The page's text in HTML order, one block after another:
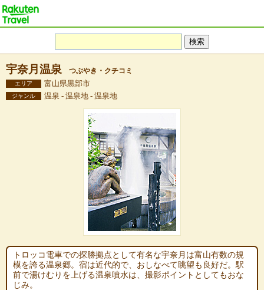
宇奈月温泉 つぶやき・クチコミ
エリア 富山県黒部市
ジャンル 温泉 - 温泉地 - 温泉地
トロッコ電車での探勝拠点として有名な宇奈月は富山有数の規
模を誇る温泉郷。宿は近代的で、おしなべて眺望も良好だ。駅
前で湯けむりを上げる温泉噴水は、撮影ポイントとしてもおな
じみ。